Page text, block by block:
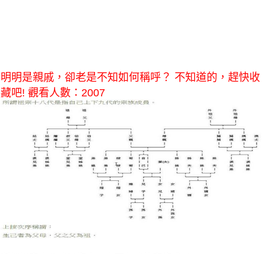
明明是親戚，卻老是不知如何稱呼？ 不知道的，趕快收
藏吧! 觀看人數：2007